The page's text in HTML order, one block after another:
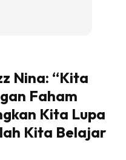
Nina: “Kita
Faham
Kita Lupa
Kita Belajar